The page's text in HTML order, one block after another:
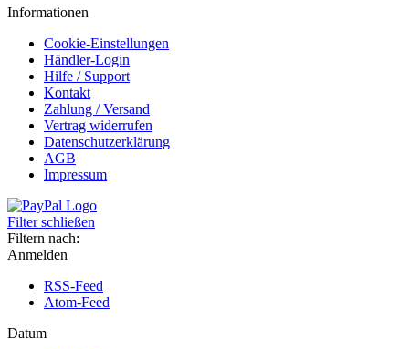
Informationen
Cookie-Einstellungen
Händler-Login
Hilfe / Support
Kontakt
Zahlung / Versand
Vertrag widerrufen
Datenschutzerklärung
AGB
Impressum
Filter schließen
Filtern nach:
Anmelden
RSS-Feed
Atom-Feed
Datum